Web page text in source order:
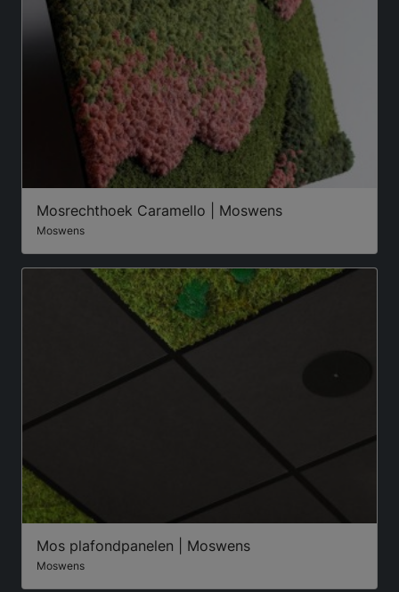
Mosrechthoek Caramello | Moswens
Moswens
Mos plafondpanelen | Moswens
Moswens